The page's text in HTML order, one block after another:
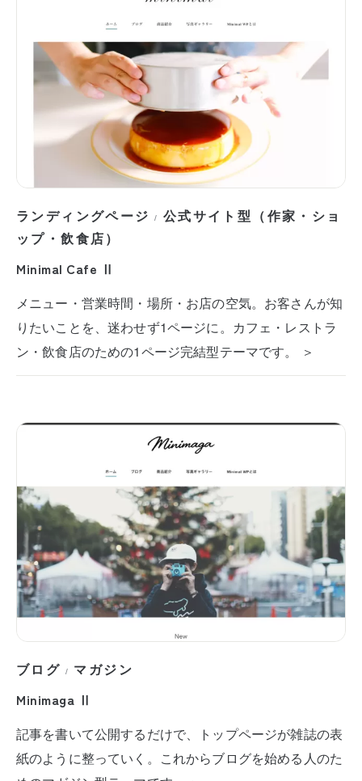
ランディングページ / 公式サイト型（作家・ショ
ップ・飲食店）
Minimal Cafe Ⅱ
メニュー・営業時間・場所・お店の空気。お客さんが知
りたいことを、迷わせず1ページに。カフェ・レストラ
ン・飲食店のための1ページ完結型テーマです。 ＞
ブログ / マガジン
Minimaga Ⅱ
記事を書いて公開するだけで、トップページが雑誌の表
紙のように整っていく。これからブログを始める人のた